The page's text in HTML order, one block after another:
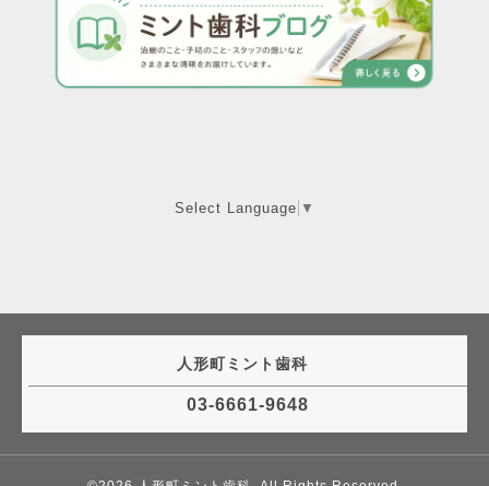
Select Language ▼
人形町ミント歯科
03-6661-9648